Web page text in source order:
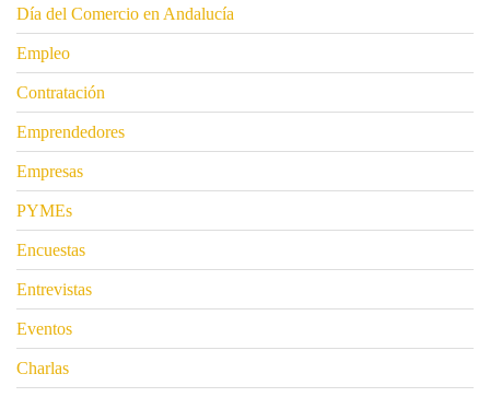
Día del Comercio en Andalucía
Empleo
Contratación
Emprendedores
Empresas
PYMEs
Encuestas
Entrevistas
Eventos
Charlas